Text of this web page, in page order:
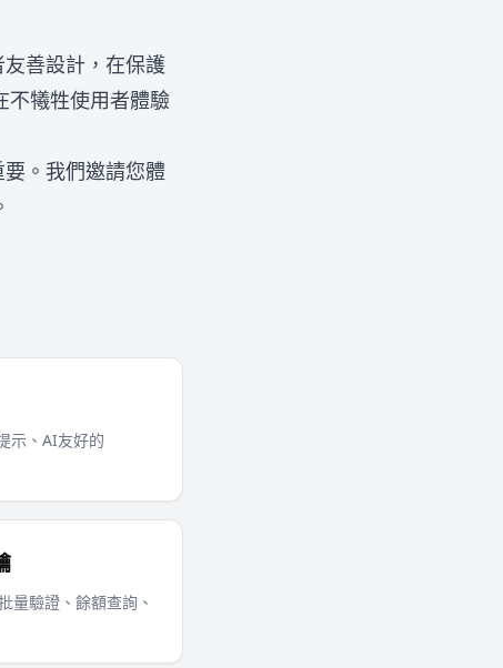
善設計，在保護
不犧牲使用者體驗
。我們邀請您體
示、AI友好的
量驗證、餘額查詢、